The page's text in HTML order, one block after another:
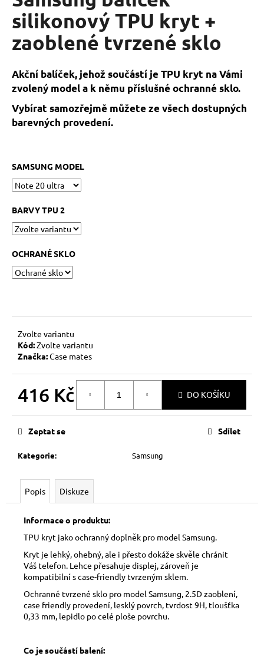
z
hvězdiček.
silikonový TPU kryt +
zaoblené tvrzené sklo
Akční balíček, jehož součástí je TPU kryt na Vámi
zvolený model a k němu příslušné ochranné sklo.
Vybírat samozřejmě můžete ze všech dostupných
barevných provedení.
SAMSUNG MODEL
BARVY TPU 2
OCHRANÉ SKLO
Zvolte variantu
Kód:Zvolte variantu
Značka:Case mates
416 Kč DO KOŠÍKU
Kategorie: Samsung
Zeptat se Sdílet
Popis Diskuze
Informace o produktu:
TPU kryt jako ochranný doplněk pro model Samsung.
Kryt je lehký, ohebný, ale i přesto dokáže skvěle chránit
Váš telefon. Lehce přesahuje displej, zároveň je
kompatibilní s case-friendly tvrzeným sklem.
Ochranné tvrzené sklo pro model Samsung, 2.5D zaoblení,
case friendly provedení, lesklý povrch, tvrdost 9H, tloušťka
0,33 mm, lepidlo po celé ploše povrchu.
Co je součástí balení:
a
j
í
?
D
p
o
r
u
č
u
m
e